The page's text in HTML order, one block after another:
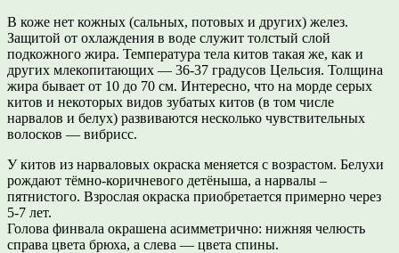
В коже нет кожных (сальных, потовых и других) желез.
Защитой от охлаждения в воде служит толстый слой
подкожного жира. Температура тела китов такая же, как и
других млекопитающих — 36-37 градусов Цельсия. Толщина
жира бывает от 10 до 70 см. Интересно, что на морде серых
китов и некоторых видов зубатых китов (в том числе
нарвалов и белух) развиваются несколько чувствительных
волосков — вибрисс.
У китов из нарваловых окраска меняется с возрастом. Белухи
рождают тёмно-коричневого детёныша, а нарвалы –
пятнистого. Взрослая окраска приобретается примерно через
5-7 лет.
Голова финвала окрашена асимметрично: нижняя челюсть
справа цвета брюха, а слева — цвета спины.